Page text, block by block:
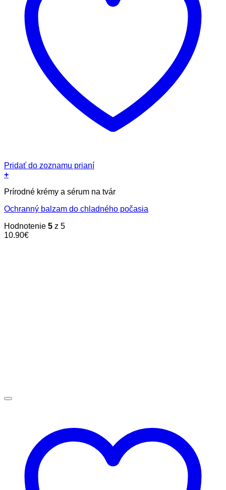
Pridať do zoznamu prianí
+
Prírodné krémy a sérum na tvár
Ochranný balzam do chladného počasia
Hodnotenie 5 z 5
10.90€